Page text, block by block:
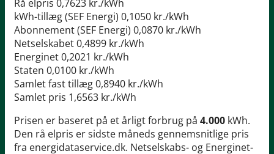
Rå elpris 0,7623 kr./kWh
kWh-tillæg (SEF Energi) 0,1050 kr./kWh
Abonnement (SEF Energi) 0,0870 kr./kWh
Netselskabet0,4899 kr./kWh
Energinet0,2021 kr./kWh
Staten 0,0100 kr./kWh
Samlet fast tillæg0,8940 kr./kWh
Samlet pris 1,6563 kr./kWh
Prisen er baseret på et årligt forbrug på 4.000 kWh.
Den rå elpris er sidste måneds gennemsnitlige pris
fra energidataservice.dk. Netselskabs- og Energinet-